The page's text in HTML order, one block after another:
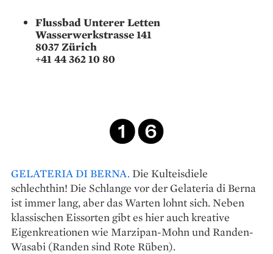
Flussbad Unterer Letten
Wasserwerkstrasse 141
8037 Zürich
+41 44 362 10 80
GELATERIA DI BERNA. Die Kulteisdiele
schlechthin! Die Schlange vor der Gelateria di Berna
ist immer lang, aber das Warten lohnt sich. Neben
klassischen Eissorten gibt es hier auch kreative
Eigenkreationen wie Marzipan-Mohn und Randen-
Wasabi (Randen sind Rote Rüben).